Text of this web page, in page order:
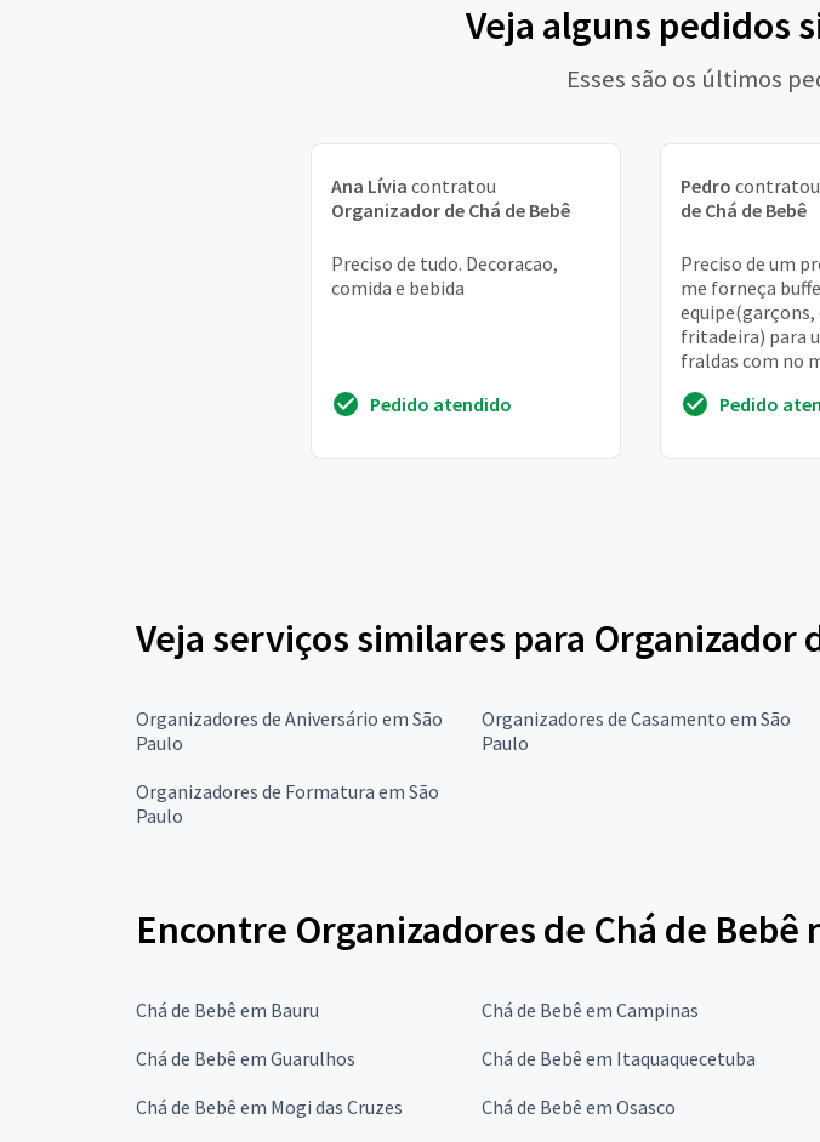
Veja alguns pedidos
Esses são os últimos
Ana Lívia contratou
Organizador de Chá de Bebê
Preciso de tudo. Decoracao,
comida e bebida
Pedido atendido
Pedro contratou
de Chá de Bebê
Preciso de um
me forneça
equipe(garçons,
fritadeira) para
fraldas com no
para anápolis,
Pedido
Veja serviços similares para Organizador
Organizadores de Aniversário em São
Paulo
Organizadores de Casamento em São
Paulo
Organizadores de Formatura em São
Paulo
Encontre Organizadores de Chá de Bebê
Chá de Bebê em Bauru Chá de Bebê em Campinas
Chá de Bebê em Guarulhos
Chá de Bebê em Itaquaquecetuba
Chá de Bebê em Mogi das Cruzes
Chá de Bebê em Osasco